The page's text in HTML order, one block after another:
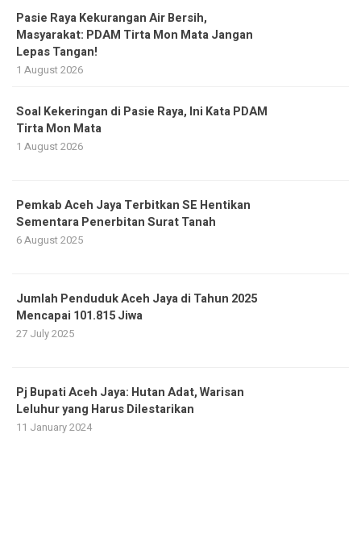
Pasie Raya Kekurangan Air Bersih,
Masyarakat: PDAM Tirta Mon Mata Jangan
Lepas Tangan!
1 August 2026
Soal Kekeringan di Pasie Raya, Ini Kata PDAM
Tirta Mon Mata
1 August 2026
Pemkab Aceh Jaya Terbitkan SE Hentikan
Sementara Penerbitan Surat Tanah
6 August 2025
Jumlah Penduduk Aceh Jaya di Tahun 2025
Mencapai 101.815 Jiwa
27 July 2025
Pj Bupati Aceh Jaya: Hutan Adat, Warisan
Leluhur yang Harus Dilestarikan
11 January 2024